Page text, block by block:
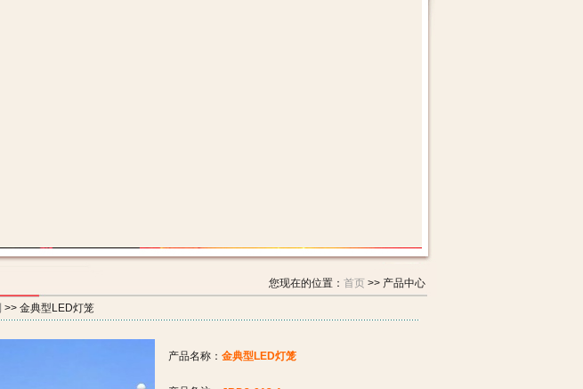
您现在的位置： 首页>> 产品中心
>> 金典型LED灯笼
产品名称： 金典型LED灯笼